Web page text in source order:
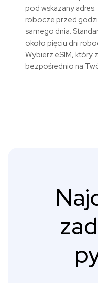
pod wskazany
robocze przed
samego dnia.
około pięciu dni
Wybierz eSIM, który
bezpośrednio na